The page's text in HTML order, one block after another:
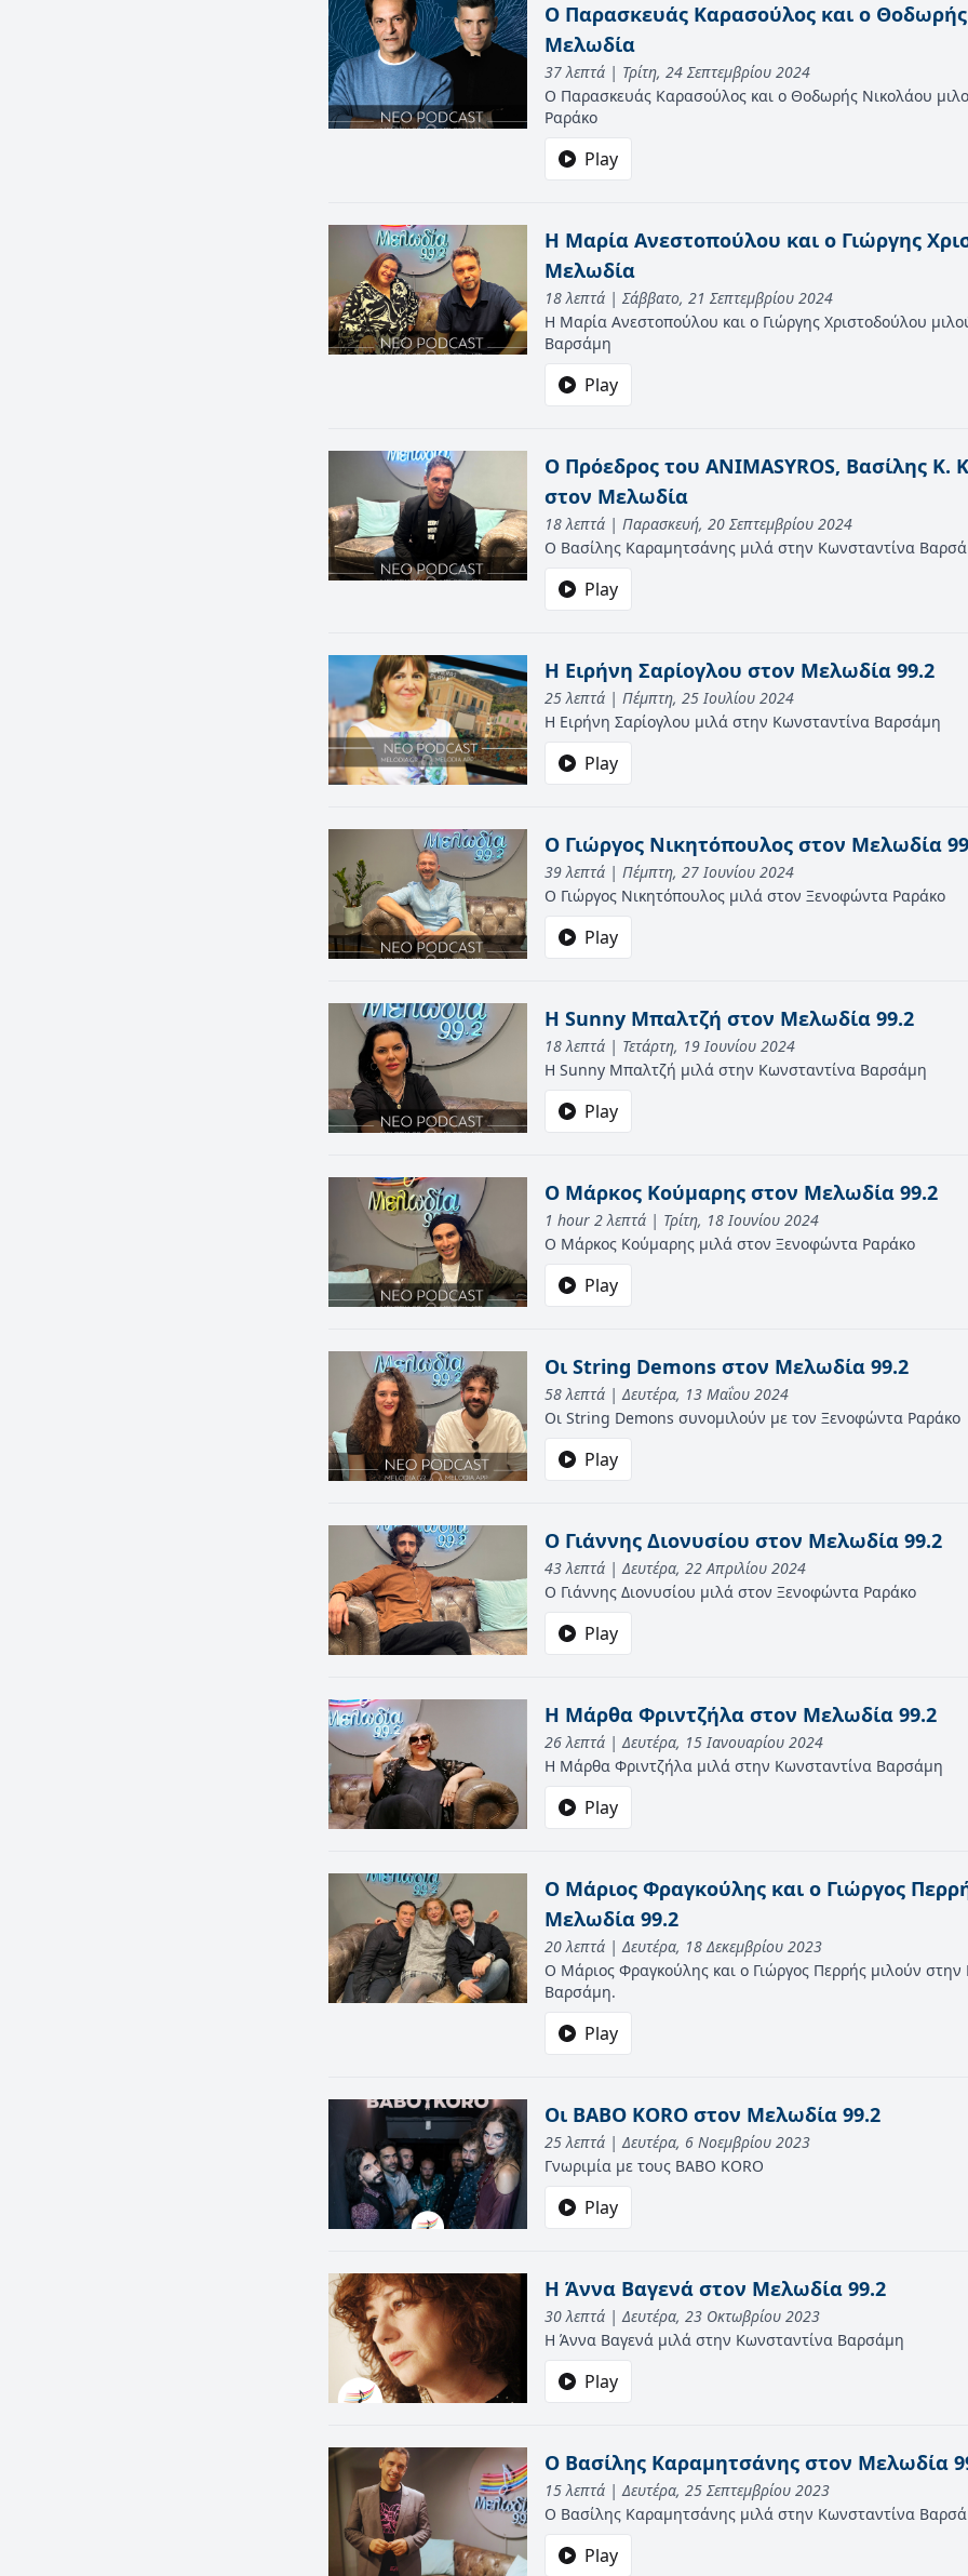
O Παρασκευάς Καρασούλος και ο
Μελωδία
37 λεπτά | Τρίτη, 24 Σεπτεμβρίου 2024
Ο Παρασκευάς Καρασούλος και ο Θοδωρής Νικολάου
Ραράκο
Play
Η Μαρία Ανεστοπούλου και ο Γιώργης
Μελωδία
18 λεπτά | Σάββατο, 21 Σεπτεμβρίου 2024
Η Μαρία Ανεστοπούλου και ο Γιώργης Χριστοδούλου
Βαρσάμη
Play
O Πρόεδρος του ANIMASYROS, Βασίλης Κ.
στον Μελωδία
18 λεπτά | Παρασκευή, 20 Σεπτεμβρίου 2024
Ο Βασίλης Καραμητσάνης μιλά στην Κωνσταντίνα
Play
Η Ειρήνη Σαρίογλου στον Μελωδία 99.2
25 λεπτά | Πέμπτη, 25 Ιουλίου 2024
Η Ειρήνη Σαρίογλου μιλά στην Κωνσταντίνα Βαρσάμη
Play
Ο Γιώργος Νικητόπουλος στον Μελωδία
39 λεπτά | Πέμπτη, 27 Ιουνίου 2024
Ο Γιώργος Νικητόπουλος μιλά στον Ξενοφώντα Ραράκο
Play
Η Sunny Μπαλτζή στον Μελωδία 99.2
18 λεπτά | Τετάρτη, 19 Ιουνίου 2024
H Sunny Μπαλτζή μιλά στην Κωνσταντίνα Βαρσάμη
Play
O Mάρκος Κούμαρης στον Μελωδία 99.2
1 hour 2 λεπτά | Τρίτη, 18 Ιουνίου 2024
Ο Μάρκος Κούμαρης μιλά στον Ξενοφώντα Ραράκο
Play
Οι String Demons στον Μελωδία 99.2
58 λεπτά | Δευτέρα, 13 Μαΐου 2024
Οι String Demons συνομιλούν με τον Ξενοφώντα Ραράκο
Play
Ο Γιάννης Διονυσίου στον Μελωδία 99.2
43 λεπτά | Δευτέρα, 22 Απριλίου 2024
Ο Γιάννης Διονυσίου μιλά στον Ξενοφώντα Ραράκο
Play
H Μάρθα Φριντζήλα στον Μελωδία 99.2
26 λεπτά | Δευτέρα, 15 Ιανουαρίου 2024
Η Μάρθα Φριντζήλα μιλά στην Κωνσταντίνα Βαρσάμη
Play
O Mάριος Φραγκούλης και ο Γιώργος
Μελωδία 99.2
20 λεπτά | Δευτέρα, 18 Δεκεμβρίου 2023
Ο Μάριος Φραγκούλης και ο Γιώργος Περρής μιλούν
Βαρσάμη.
Play
Οι BABO KORO στον Μελωδία 99.2
25 λεπτά | Δευτέρα, 6 Νοεμβρίου 2023
Γνωριμία με τους BABO KORO
Play
Η Άννα Βαγενά στον Μελωδία 99.2
30 λεπτά | Δευτέρα, 23 Οκτωβρίου 2023
Η Άννα Βαγενά μιλά στην Κωνσταντίνα Βαρσάμη
Play
Ο Βασίλης Καραμητσάνης στον Μελωδία
15 λεπτά | Δευτέρα, 25 Σεπτεμβρίου 2023
Ο Βασίλης Καραμητσάνης μιλά στην Κωνσταντίνα
Play